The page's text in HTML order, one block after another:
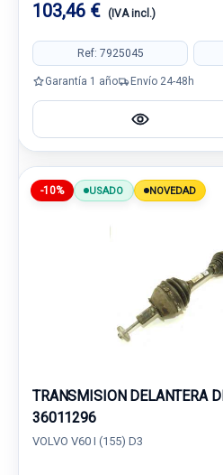
103,46 € (IVA incl.)
Ref: 7925045
Garantía 1 año Envío 24-48h
-10% USADO NOVEDAD
TRANSMISION DELANTERA
36011296
VOLVO V60 I (155) D3